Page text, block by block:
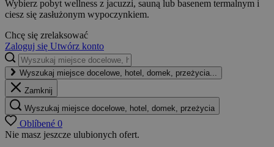
Wybierz pobyt wellness z jacuzzi, sauną lub basenem termalnym i
ciesz się zasłużonym wypoczynkiem.
Chcę się zrelaksować
Zaloguj się Utwórz konto
Wyszukaj miejsce docelowe, hotel, domek, przeżycia...
Zamknij
Wyszukaj miejsce docelowe, hotel, domek, przeżycia
Oblíbené 0
Nie masz jeszcze ulubionych ofert.